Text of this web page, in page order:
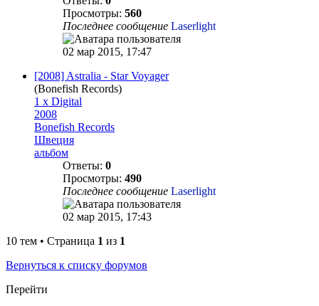
Просмотры: 560
Последнее сообщение Laserlight
02 мар 2015, 17:47
[2008] Astralia - Star Voyager
(Bonefish Records)
1 x Digital
2008
Bonefish Records
Швеция
альбом
Ответы: 0
Просмотры: 490
Последнее сообщение Laserlight
02 мар 2015, 17:43
10 тем • Страница 1 из 1
Вернуться к списку форумов
Перейти